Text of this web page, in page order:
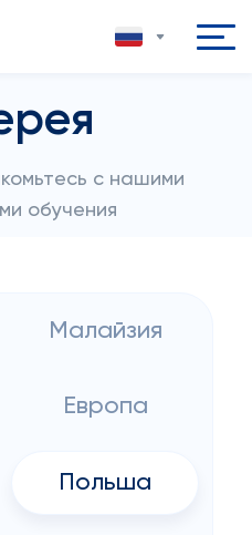
с нашими
обучения
Малайзия
Европа
Польша